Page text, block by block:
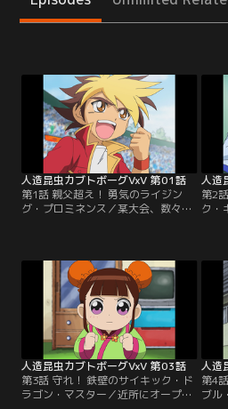
人造昆虫カブトボーグVxV 第01話
第1話 親父超え！ 勇気のライジン
グ・プロミネンス／某大会、数々の
ョン」の総帥にして最強のボーガー
「ビッグバン」。そのビッグバンに
決勝を前に浴びせられた言葉「今の
お前では私には勝てない！」。何が
足りないのか悩むリュウセイ。【提
供：バンダイチャンネル】
人造
第2
ク・
とも
イ
想
親
ウ
意
人造昆虫カブトボーグVxV 第03話
第3話 守れ！ 鉄壁のサイキック・ド
ラゴン・マスター／近所にオープン
人造
第4
ブル